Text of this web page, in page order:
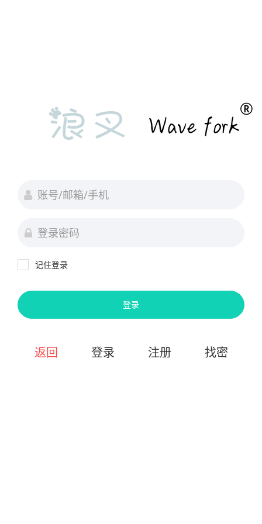
记住登录
登录
返回 登录 注册 找密